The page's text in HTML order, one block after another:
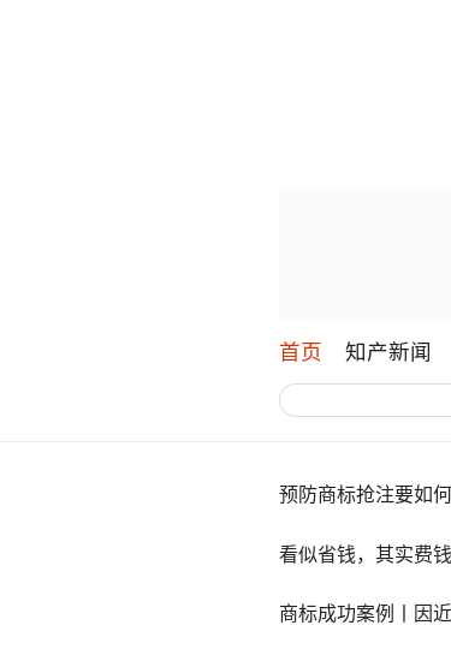
首页 知产新闻
预防商标抢注要如
看似省钱，其实费
商标成功案例丨因